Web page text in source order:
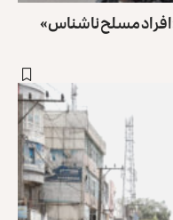
مسلح ناشناس»